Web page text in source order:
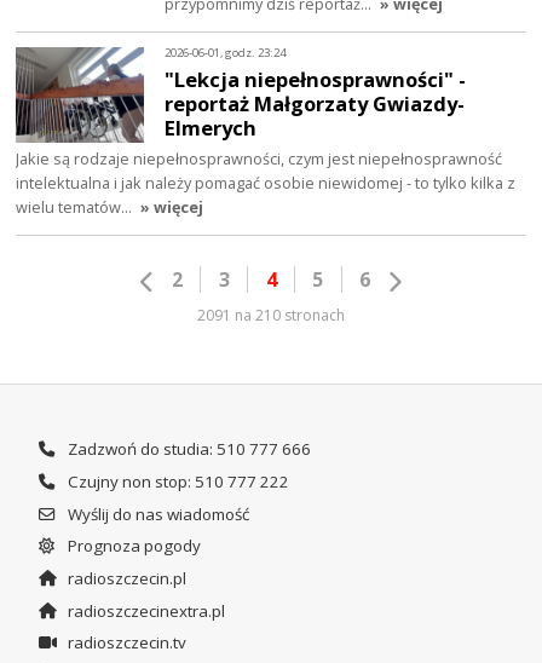
2026-06-01, godz. 23:24
"Lekcja niepełnosprawności" -
reportaż Małgorzaty Gwiazdy-
Elmerych
Jakie są rodzaje niepełnosprawności, czym jest niepełnosprawność
intelektualna i jak należy pomagać osobie niewidomej - to tylko kilka z
wielu tematów… » więcej
2 3 4 5 6
2091 na 210 stronach
Zadzwoń do studia: 510 777 666
Czujny non stop: 510 777 222
Wyślij do nas wiadomość
Prognoza pogody
radioszczecin.pl
radioszczecinextra.pl
radioszczecin.tv